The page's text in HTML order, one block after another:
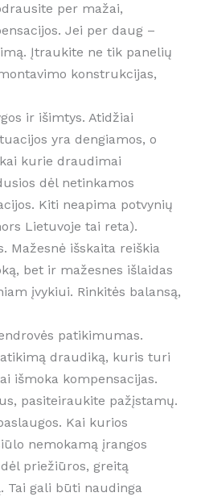
per mažai,
Jei per daug –
Įtraukite ne tik panelių
konstrukcijas,
ir išimtys. Atidžiai
yra dengiamos, o
kurie draudimai
dėl netinkamos
Kiti neapima potvynių
Lietuvoje tai reta).
Mažesnė išskaita reiškia
bet ir mažesnes išlaidas
įvykiui. Rinkitės balansą,
patikimumas.
draudiką, kuris turi
išmoka kompensacijas.
pasiteiraukite pažįstamų.
Kai kurios
nemokamą įrangos
priežiūros, greitą
Tai gali būti naudinga